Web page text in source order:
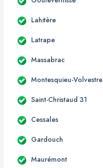
Lahitère
Latrape
Massabrac
Montesquieu-Volvestre
Saint-Christaud 31
Cessales
Gardouch
Maurémont